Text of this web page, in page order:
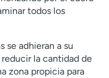
todos los
se adhieran a su
la cantidad de
zona propicia para